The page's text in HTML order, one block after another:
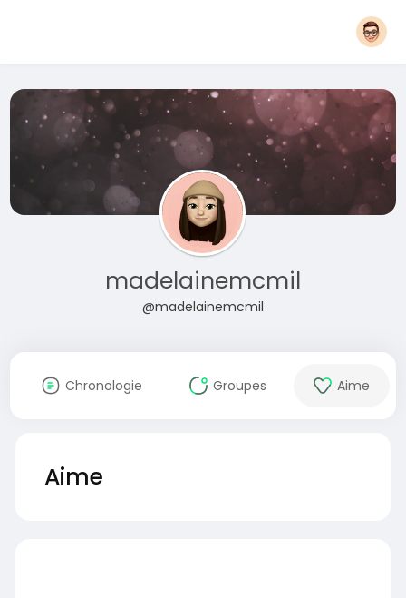
madelainemcmil
@madelainemcmil
Chronologie Groupes Aime
Aime